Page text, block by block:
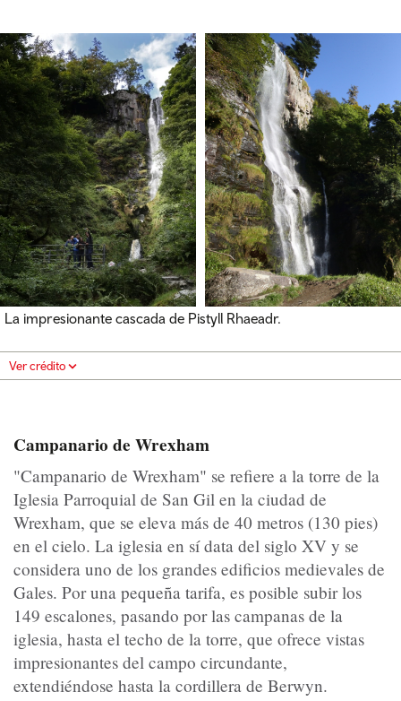
La impresionante cascada de Pistyll Rhaeadr.
Ver crédito
Campanario de Wrexham
"Campanario de Wrexham" se refiere a la torre de la
Iglesia Parroquial de San Gil en la ciudad de
Wrexham, que se eleva más de 40 metros (130 pies)
en el cielo. La iglesia en sí data del siglo XV y se
considera uno de los grandes edificios medievales de
Gales. Por una pequeña tarifa, es posible subir los
149 escalones, pasando por las campanas de la
iglesia, hasta el techo de la torre, que ofrece vistas
impresionantes del campo circundante,
extendiéndose hasta la cordillera de Berwyn.